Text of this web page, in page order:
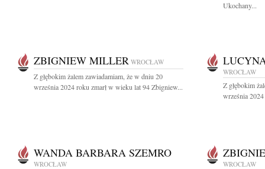
Ukochany...
ZBIGNIEW MILLER WROCŁAW
Z głębokim żalem zawiadamiam, że w dniu 20
września 2024 roku zmarł w wieku lat 94 Zbigniew...
WROCŁAW
Z głębokim
września 2024
WANDA BARBARA SZEMRO
WROCŁAW WROCŁAW